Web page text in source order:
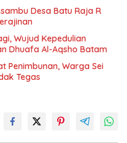
Desa Batu Raja R
Wujud Kepedulian
Dhuafa Al-Aqsho Batam
Penimbunan, Warga Sei
Tegas